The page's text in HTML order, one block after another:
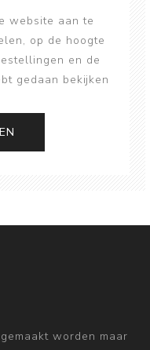
website aan te
op de hoogte
en de
gedaan bekijken
worden maar